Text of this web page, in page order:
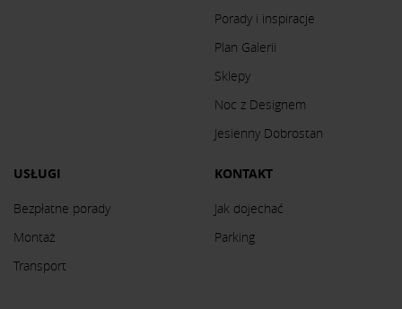
Porady i inspiracje
Plan Galerii
Sklepy
Noc z Designem
Jesienny Dobrostan
USŁUGI
Bezpłatne porady
Montaż
Transport
KONTAKT
Jak dojechać
Parking